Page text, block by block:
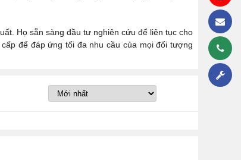
Họ sẵn sàng đầu tư nghiên cứu để liên tục cho
để đáp ứng tối đa nhu cầu của mọi đối tượng